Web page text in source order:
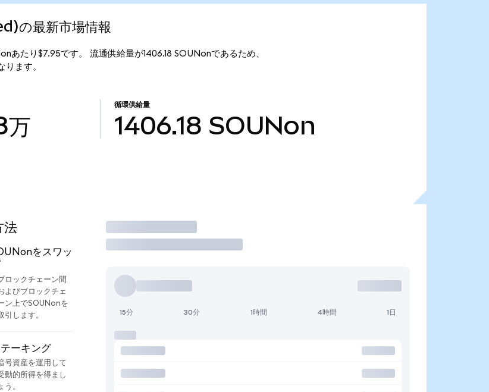
最新市場情報
たり$7.95です。 流通供給量が1406.18 SOUNonであるため、
ります。
循環供給量
1406.18 SOUNon
をスワッ
ロックチェーン間
よびブロックチェ
ン上でSOUNonを
引します。
ーキング
号資産を運用して
動的所得を得まし
ょう。
取引
15分 30分 1時間 4時間 1日